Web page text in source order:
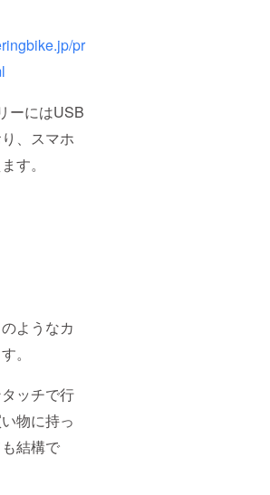
pr
ーにはUSB
、スマホ
す。
ようなカ
。
ッチで行
物に持っ
結構で